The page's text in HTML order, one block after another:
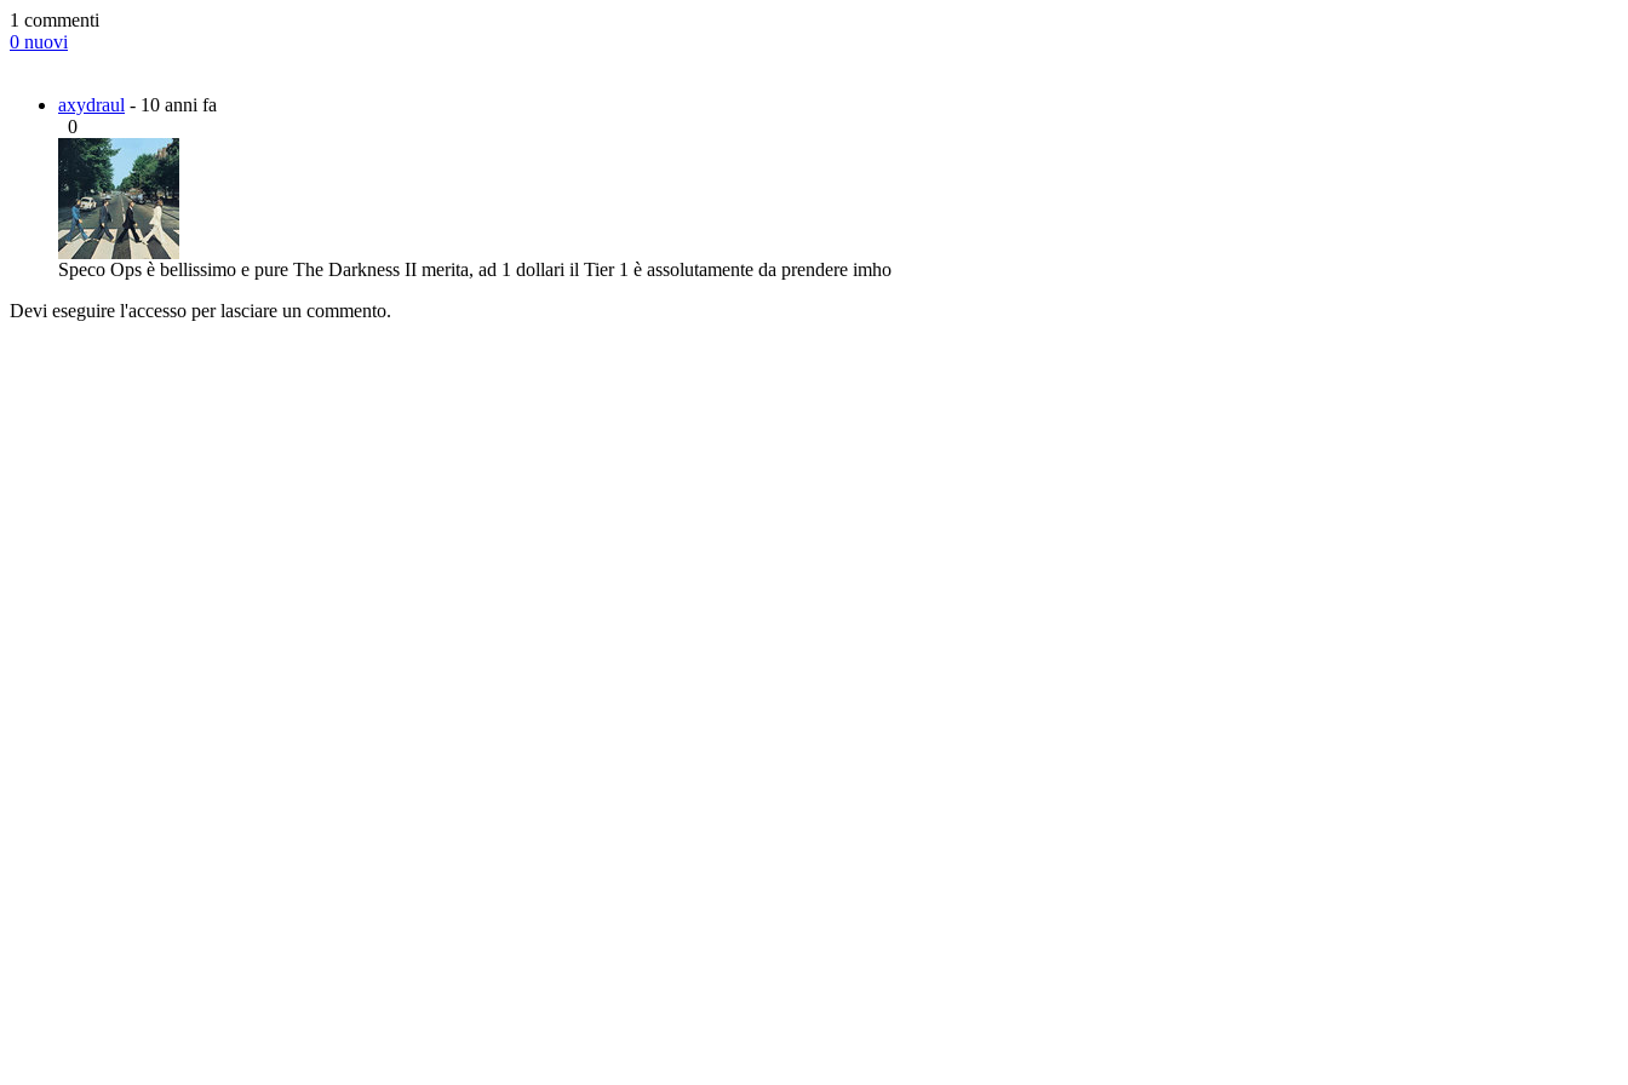
1 commenti
0 nuovi
axydraul - 10 anni fa
0
Speco Ops è bellissimo e pure The Darkness II merita, ad 1 dollari il Tier 1 è assolutamente da prendere imho
Devi eseguire l'accesso per lasciare un commento.